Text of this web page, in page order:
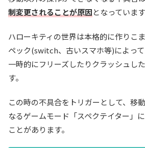
制変更されることが原因となっています
ハローキティの世界は本格的に作りこ
ペック(switch、古いスマホ等)によっ
一時的にフリーズしたりクラッシュし
す。
この時の不具合をトリガーとして、移
なるゲームモード「スペクテイター」
ことがあります。